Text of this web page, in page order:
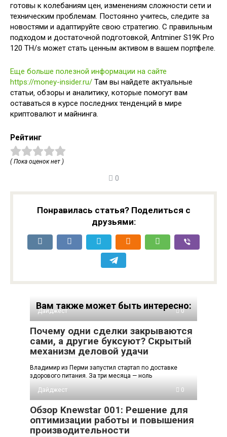
готовы к колебаниям цен‚ изменениям сложности сети и
техническим проблемам. Постоянно учитесь‚ следите за
новостями и адаптируйте свою стратегию. С правильным
подходом и достаточной подготовкой‚ Antminer S19K Pro
120 TH/s может стать ценным активом в вашем портфеле.
Еще больше полезной информации на сайте
https://money-insider.ru/ Там вы найдете актуальные
статьи‚ обзоры и аналитику‚ которые помогут вам
оставаться в курсе последних тенденций в мире
криптовалют и майнинга.
Рейтинг
( Пока оценок нет )
0
Понравилась статья? Поделиться с
друзьями:
Вам также может быть интересно:
Дайджест 0
Почему одни сделки закрываются
сами, а другие буксуют? Скрытый
механизм деловой удачи
Владимир из Перми запустил стартап по доставке
здорового питания. За три месяца — ноль
Дайджест
0
Обзор Knewstar 001: Решение для
оптимизации работы и повышения
производительности